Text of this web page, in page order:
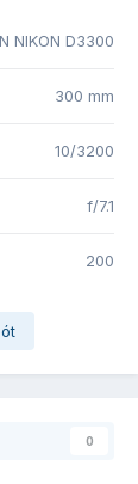
NIKON D3300
300 mm
10/3200
f/7.1
200
0